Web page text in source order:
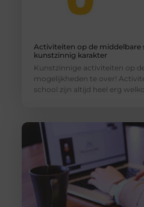
Activiteiten op de middelbare
kunstzinnig karakter
Kunstzinnige activiteiten op
mogelijkheden te over!
school zijn altijd heel erg